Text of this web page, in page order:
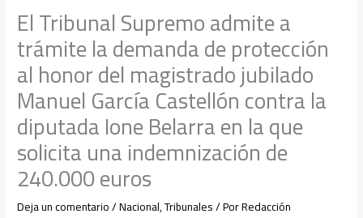
El Tribunal Supremo admite a
trámite la demanda de protección
al honor del magistrado jubilado
Manuel García Castellón contra la
diputada Ione Belarra en la que
solicita una indemnización de
240.000 euros
Deja un comentario/Nacional,Tribunales/ PorRedacción